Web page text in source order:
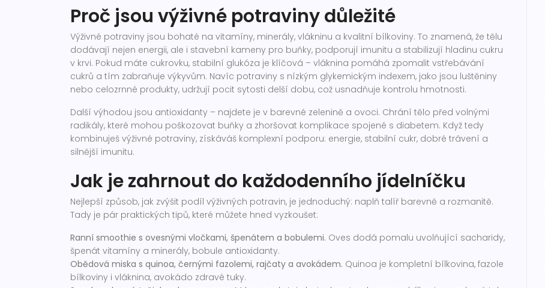
Proč jsou výživné potraviny důležité
Výživné potraviny jsou bohaté na vitamíny, minerály, vlákninu a kvalitní bílkoviny. To znamená, že tělu
dodávají nejen energii, ale i stavební kameny pro buňky, podporují imunitu a stabilizují hladinu cukru
v krvi. Pokud máte cukrovku, stabilní glukóza je klíčová – vláknina pomáhá zpomalit vstřebávání
cukrů a tím zabraňuje výkyvům. Navíc potraviny s nízkým glykemickým indexem, jako jsou luštěniny
nebo celozrnné produkty, udržují pocit sytosti delší dobu, což usnadňuje kontrolu hmotnosti.
Další výhodou jsou antioxidanty – najdete je v barevné zelenině a ovoci. Chrání tělo před volnými
radikály, které mohou poškozovat buňky a zhoršovat komplikace spojené s diabetem. Když tedy
kombinuješ výživné potraviny, získáváš komplexní podporu: energie, stabilní cukr, dobré trávení a
silnější imunitu.
Jak je zahrnout do každodenního jídelníčku
Nejlepší způsob, jak zvýšit podíl výživných potravin, je jednoduchý: naplň talíř barevně a rozmanitě.
Tady je pár praktických tipů, které můžete hned vyzkoušet:
Ranní smoothie s ovesnými vločkami, špenátem a bobulemi. Oves dodá pomalu uvolňující sacharidy,
špenát vitamíny a minerály, bobule antioxidanty.
Obědová miska s quinoa, černými fazolemi, rajčaty a avokádem. Quinoa je kompletní bílkovina, fazole
bílkoviny i vláknina, avokádo zdravé tuky.